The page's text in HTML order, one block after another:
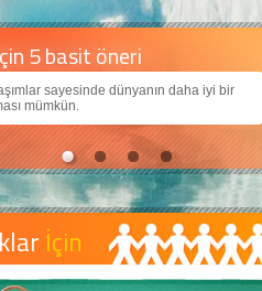
bir dünya için yapay zekâ
daha güzel bir dünya bırakabilmek
nasıl yararlanırız?
İçin